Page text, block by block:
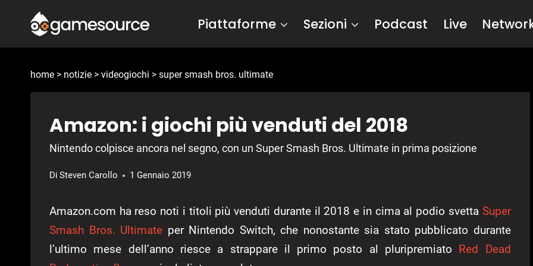
contenuto
Piattaforme Sezioni Podcast Live
home > notizie > videogiochi > super smash bros. ultimate
Amazon: i giochi più venduti del 2018
Nintendo colpisce ancora nel segno, con un Super Smash Bros. Ultimate in prima posizione
Di Steven Carollo 1 Gennaio 2019
Amazon.com ha reso noti i titoli più venduti durante il 2018 e in cima al podio svetta Super
Smash Bros. Ultimate per Nintendo Switch, che nonostante sia stato pubblicato durante
l’ultimo mese dell’anno riesce a strappare il primo posto al pluripremiato Red Dead